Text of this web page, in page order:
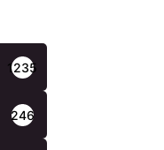
1235
246